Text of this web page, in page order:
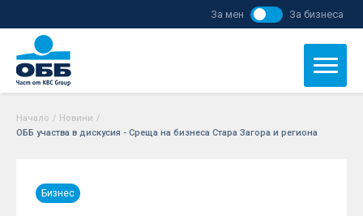
За мен За бизнеса
Начало / Новини /
ОББ участва в дискусия - Среща на бизнеса Стара Загора и региона
Бизнес